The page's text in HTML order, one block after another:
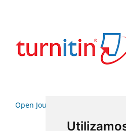
Open Journal Systems